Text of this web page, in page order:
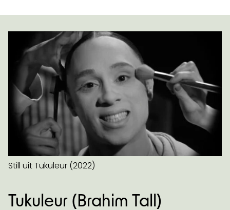
Still uit Tukuleur (2022)
Tukuleur (Brahim Tall)